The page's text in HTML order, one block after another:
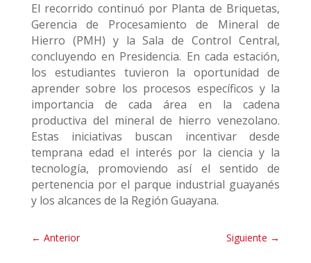
El recorrido continuó por Planta de Briquetas,
Gerencia de Procesamiento de Mineral de
Hierro (PMH) y la Sala de Control Central,
concluyendo en Presidencia. En cada estación,
los estudiantes tuvieron la oportunidad de
aprender sobre los procesos específicos y la
importancia de cada área en la cadena
productiva del mineral de hierro venezolano.
Estas iniciativas buscan incentivar desde
temprana edad el interés por la ciencia y la
tecnología, promoviendo así el sentido de
pertenencia por el parque industrial guayanés
y los alcances de la Región Guayana.
← Anterior Siguiente →